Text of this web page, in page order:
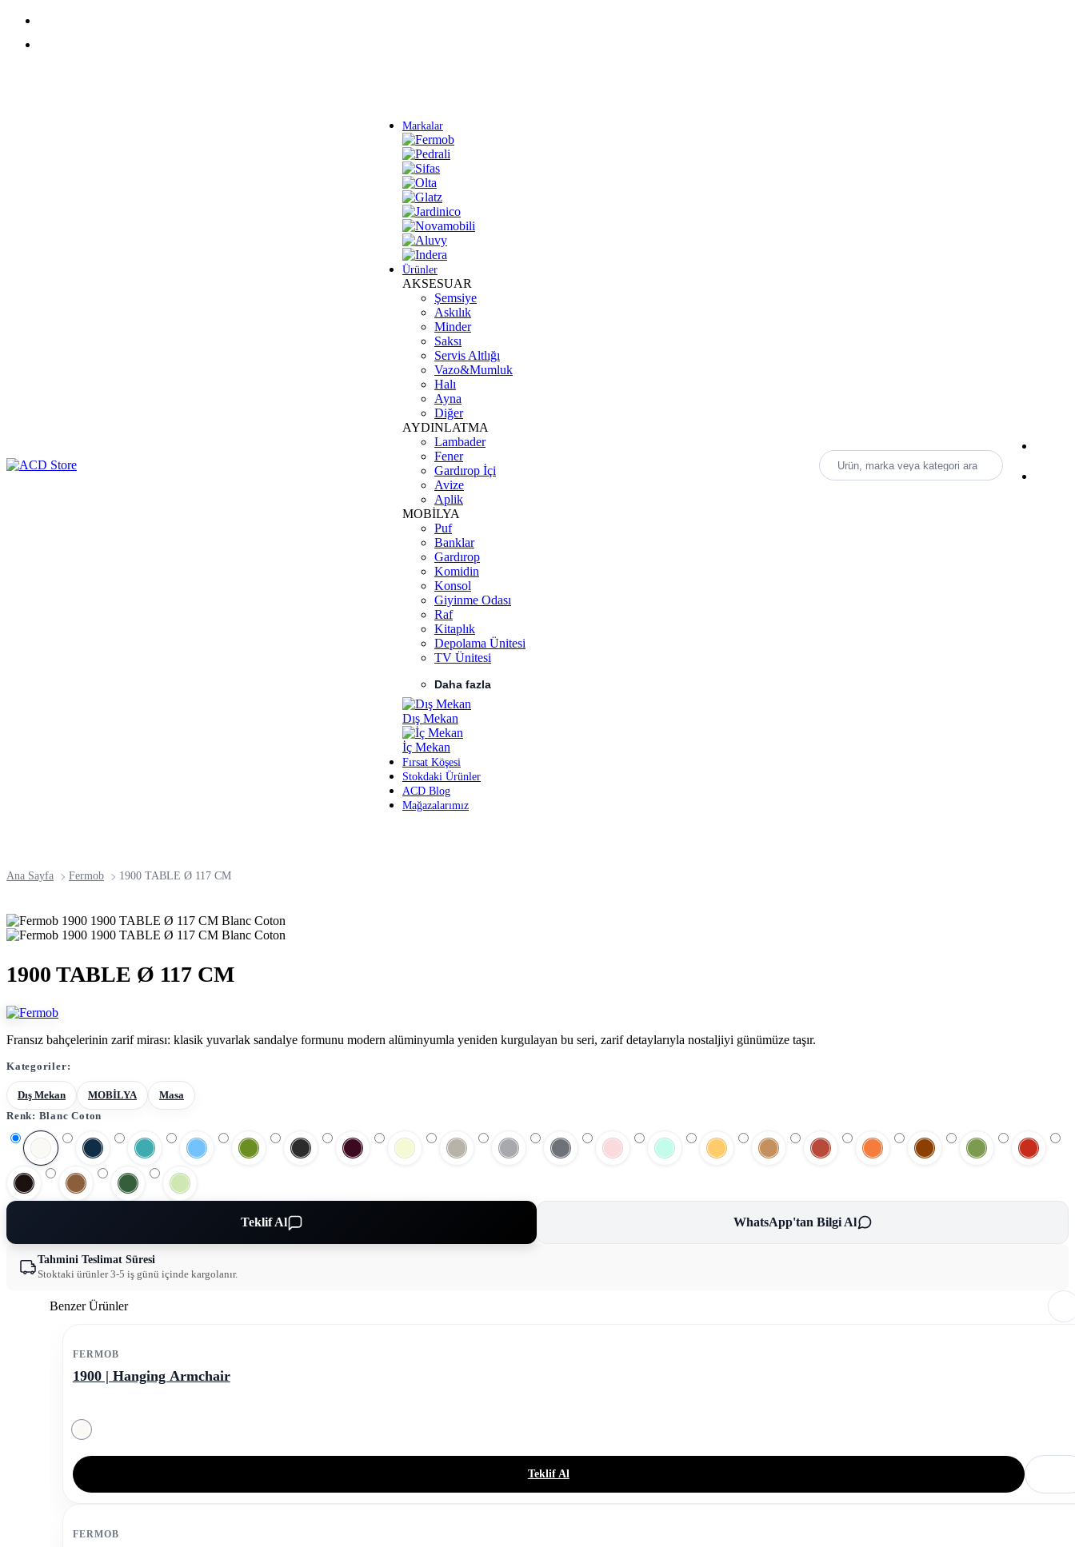
Ürün, marka veya kategori ara
Markalar
Ürünler
AKSESUAR
Şemsiye
Askılık
Minder
Saksı
Servis Altlığı
Vazo&Mumluk
Halı
Ayna
Diğer
AYDINLATMA
Lambader
Fener
Gardırop İçi
Avize
Aplik
MOBİLYA
Puf
Banklar
Gardırop
Komidin
Konsol
Giyinme Odası
Raf
Kitaplık
Depolama Ünitesi
TV Ünitesi
Daha fazla
Dış Mekan
İç Mekan
Fırsat Köşesi
Stokdaki Ürünler
ACD Blog
Mağazalarımız
Ana Sayfa Fermob 1900 TABLE Ø 117 CM
1900 TABLE Ø 117 CM
Fransız bahçelerinin zarif mirası: klasik yuvarlak sandalye formunu modern alüminyumla yeniden kurgulayan bu seri, zarif detaylarıyla nostaljiyi günümüze taşır.
Kategoriler:
Dış Mekan MOBİLYA
Masa
Renk: Blanc Coton
Teklif Al WhatsApp'tan Bilgi Al
Tahmini Teslimat Süresi
Stoktaki ürünler 3-5 iş günü içinde kargolanır.
Benzer Ürünler
FERMOB
1900 | Hanging Armchair
Teklif Al
FERMOB